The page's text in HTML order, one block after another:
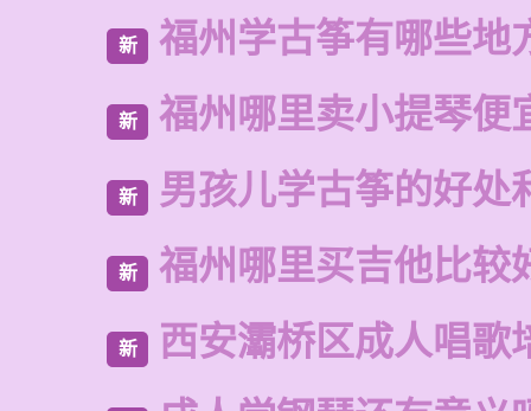
新 福州学古筝有哪些地
新 福州哪里卖小提琴便
新 男孩儿学古筝的好处
新 福州哪里买吉他比较
新 西安灞桥区成人唱歌